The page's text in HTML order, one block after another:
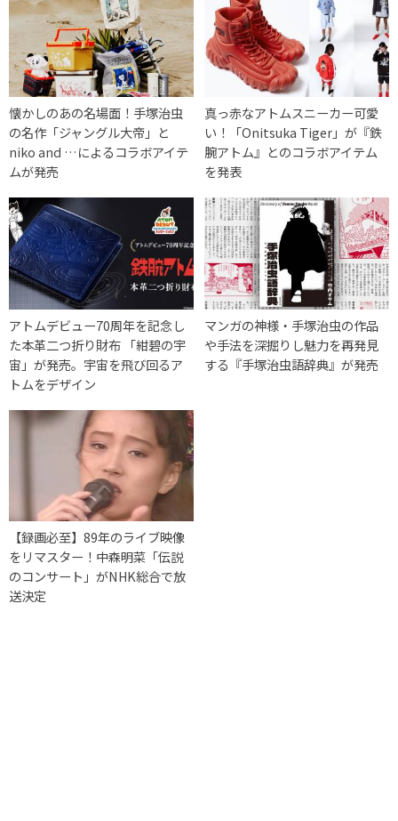
懐かしのあの名場面！手塚治虫
の名作「ジャングル大帝」と
niko and …によるコラボアイテ
ムが発売
真っ赤なアトムスニーカー可愛
い！「Onitsuka Tiger」が『鉄
腕アトム』とのコラボアイテム
を発表
アトムデビュー70周年を記念し
た本革二つ折り財布 「紺碧の宇
宙」が発売。宇宙を飛び回るア
トムをデザイン
マンガの神様・手塚治虫の作品
や手法を深掘りし魅力を再発見
する『手塚治虫語辞典』が発売
【録画必至】89年のライブ映像
をリマスター！中森明菜「伝説
のコンサート」がNHK総合で放
送決定